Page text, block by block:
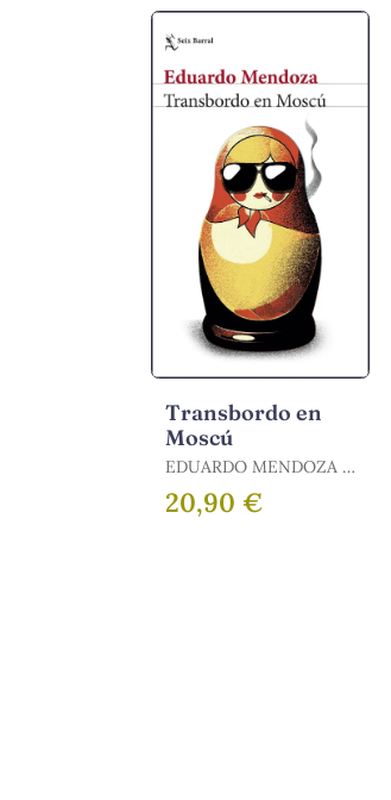
Transbordo en
Moscú
EDUARDO MENDOZA /
MENDOZA, EDUARDO
20,90 €